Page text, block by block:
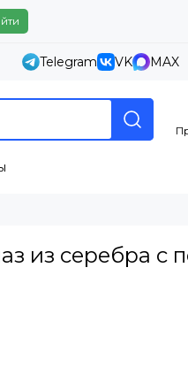
Telegram VK MAX
из серебра с